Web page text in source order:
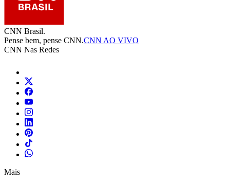
CNN Brasil.
Pense bem, pense CNN.CNN AO VIVO
CNN Nas Redes
Mais